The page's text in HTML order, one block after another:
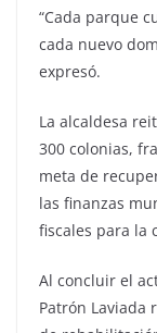
“Cada parque
cada nuevo
expresó.
La alcaldesa
300 colonias,
meta de
las finanzas
fiscales para la
Al concluir el
Patrón Laviada